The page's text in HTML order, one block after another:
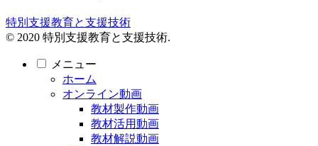
特別支援教育と支援技術
© 2020 特別支援教育と支援技術.
メニュー
ホーム
オンライン動画
教材製作動画
教材活用動画
教材解説動画